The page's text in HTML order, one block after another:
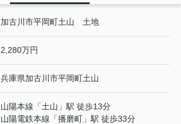
加古川市平岡町土山 土地
2,280万円
兵庫県加古川市平岡町土山
山陽本線 「土山 」駅 徒歩13分
山陽電鉄本線 「播磨町 」駅 徒歩33分